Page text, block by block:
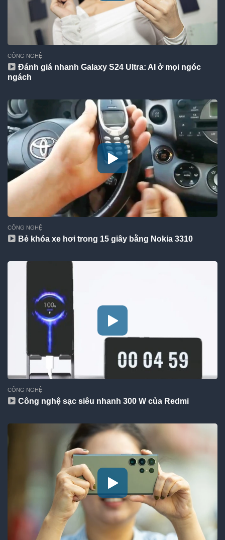
CÔNG NGHỆ
Đánh giá nhanh Galaxy S24 Ultra: AI ở mọi ngóc
ngách
CÔNG NGHỆ
Bẻ khóa xe hơi trong 15 giây bằng Nokia 3310
CÔNG NGHỆ
Công nghệ sạc siêu nhanh 300 W của Redmi